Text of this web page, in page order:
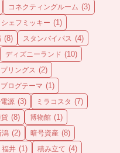
コネクティングルーム (3)
シェフミッキー (1)
(8) スタンバイパス (4)
ディズニーランド (10)
リングス (2)
ブログテーマ (1)
源 (3) ミラコスタ (7)
(8) 博物館 (1)
潟 (2) 暗号資産 (8)
福井 (1) 積み立て (4)